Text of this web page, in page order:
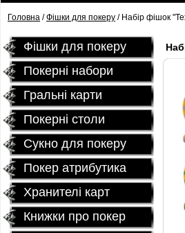
Головна /Фішки для покеру / Набір фішок
Фішки для покеру
Покерні набори
Гральні карти
Покернi столи
Сукно для покеру
Покер атрибутика
Хранителі карт
Книжки про покер